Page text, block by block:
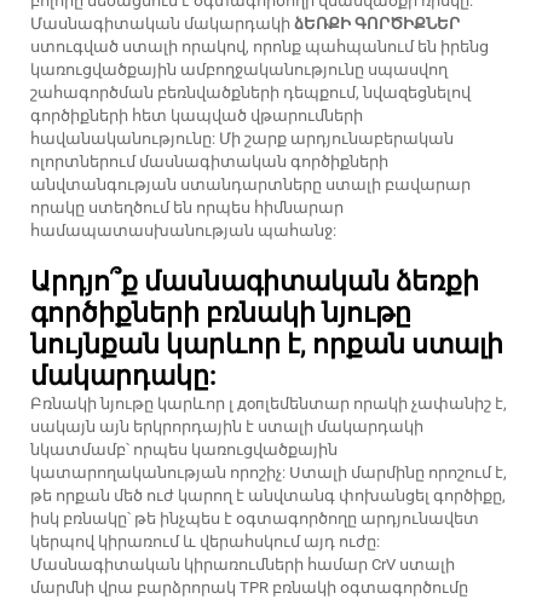
Մասնագիտական մակարդակի ձԵՌՔԻ ԳՈՐԾԻՔՆԵՐ
ստուգված ստալի որակով, որոնք պահպանում են իրենց
կառուցվածքային ամբողջականությունը սպասվող
շահագործման բեռնվածքների դեպքում, նվազեցնելով
գործիքների հետ կապված վթարումների
հավանականությունը: Մի շարք արդյունաբերական
ոլորտներում մասնագիտական գործիքների
անվտանգության ստանդարտները ստալի բավարար
որակը ստեղծում են որպես հիմնարար
համապատասխանության պահանջ:
Արդյո՞ք մասնագիտական ձեռքի
գործիքների բռնակի նյութը
նույնքան կարևոր է, որքան ստալի
մակարդակը:
Բռնակի նյութը կարևոր լ допլեմենտար որակի չափանիշ է,
սակայն այն երկրորդային է ստալի մակարդակի
նկատմամբ՝ որպես կառուցվածքային
կատարողականության որոշիչ: Ստալի մարմինը որոշում է,
թե որքան մեծ ուժ կարող է անվտանգ փոխանցել գործիքը,
իսկ բռնակը՝ թե ինչպես է օգտագործողը արդյունավետ
կերպով կիրառում և վերահսկում այդ ուժը:
Մասնագիտական կիրառումների համար CrV ստալի
մարմնի վրա բարձրորակ TPR բռնակի օգտագործումը